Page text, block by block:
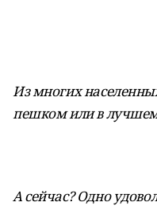
Из многих
пешком или в
А сейчас? Одно